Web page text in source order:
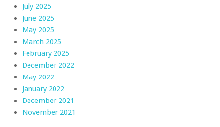
July 2025
June 2025
May 2025
March 2025
February 2025
December 2022
May 2022
January 2022
December 2021
November 2021